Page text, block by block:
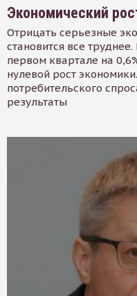
Экономический
Отрицать серьезные
становится все
первом квартале на
нулевой рост
потребительского
результаты